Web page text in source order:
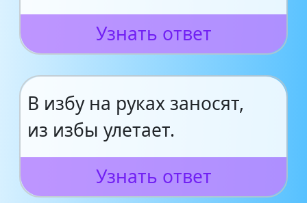
Узнать ответ
В избу на руках заносят,
из избы улетает.
Узнать ответ